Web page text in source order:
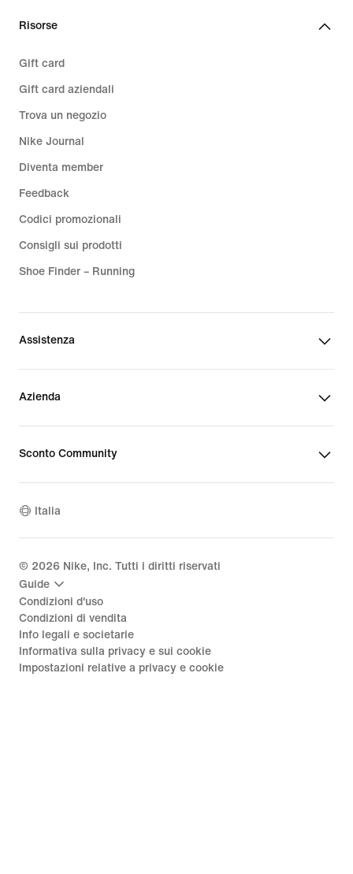
Risorse
Gift card
Gift card aziendali
Trova un negozio
Nike Journal
Diventa member
Feedback
Codici promozionali
Consigli sui prodotti
Shoe Finder – Running
Assistenza
Azienda
Sconto Community
Italia
© 2026 Nike, Inc. Tutti i diritti riservati
Guide
Condizioni d'uso
Condizioni di vendita
Info legali e societarie
Informativa sulla privacy e sui cookie
Impostazioni relative a privacy e cookie